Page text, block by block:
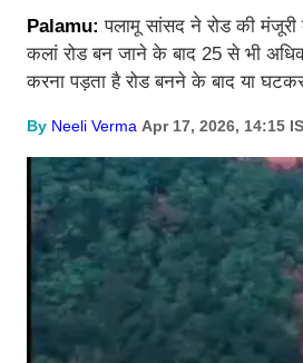
Palamu:पलामू सांसद ने रोड की मंजूरी
कलां रोड बन जाने के बाद 25 से भी
करना पड़ता है रोड बनने के बाद या
By Neeli Verma Apr 17, 2026, 14:15